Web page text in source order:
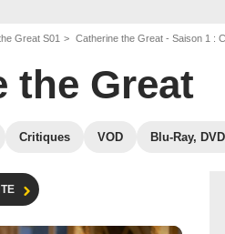
Great S01 Catherine the Great - Saison 1 :
the Great
Critiques VOD Blu-Ray, DVD